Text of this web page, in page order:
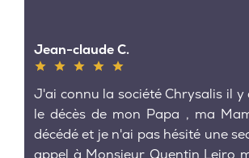
Jean-claude C.
J'ai connu la société Chrysalis il
le décès de mon Papa , ma
décédé et je n'ai pas hésité une
appel à Monsieur Quentin Leiro